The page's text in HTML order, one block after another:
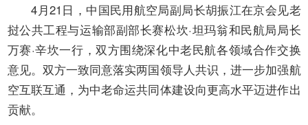
4月21日，中国民用航空局副局长胡振江在京会见老
挝公共工程与运输部副部长赛松坎·坦玛翁和民航局局长
万赛·辛坎一行，双方围绕深化中老民航各领域合作交换
意见。双方一致同意落实两国领导人共识，进一步加强航
空互联互通，为中老命运共同体建设向更高水平迈进作出
贡献。
碍
说
明
页
面,
按
Alt